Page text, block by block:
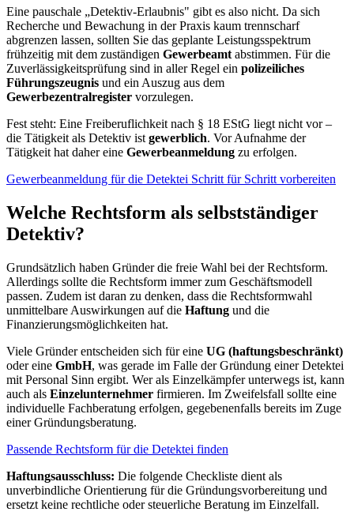
Eine pauschale „Detektiv-Erlaubnis" gibt es also nicht. Da sich
Recherche und Bewachung in der Praxis kaum trennscharf
abgrenzen lassen, sollten Sie das geplante Leistungsspektrum
frühzeitig mit dem zuständigen Gewerbeamt abstimmen. Für die
Zuverlässigkeitsprüfung sind in aller Regel ein polizeiliches
Führungszeugnis und ein Auszug aus dem
Gewerbezentralregister vorzulegen.
Fest steht: Eine Freiberuflichkeit nach § 18 EStG liegt nicht vor –
die Tätigkeit als Detektiv ist gewerblich. Vor Aufnahme der
Tätigkeit hat daher eine Gewerbeanmeldung zu erfolgen.
Gewerbeanmeldung für die Detektei Schritt für Schritt vorbereiten
Welche Rechtsform als selbstständiger
Detektiv?
Grundsätzlich haben Gründer die freie Wahl bei der Rechtsform.
Allerdings sollte die Rechtsform immer zum Geschäftsmodell
passen. Zudem ist daran zu denken, dass die Rechtsformwahl
unmittelbare Auswirkungen auf die Haftung und die
Finanzierungsmöglichkeiten hat.
Viele Gründer entscheiden sich für eine UG (haftungsbeschränkt)
oder eine GmbH, was gerade im Falle der Gründung einer Detektei
mit Personal Sinn ergibt. Wer als Einzelkämpfer unterwegs ist, kann
auch als Einzelunternehmer firmieren. Im Zweifelsfall sollte eine
individuelle Fachberatung erfolgen, gegebenenfalls bereits im Zuge
einer Gründungsberatung.
Passende Rechtsform für die Detektei finden
Haftungsausschluss: Die folgende Checkliste dient als
unverbindliche Orientierung für die Gründungsvorbereitung und
ersetzt keine rechtliche oder steuerliche Beratung im Einzelfall.